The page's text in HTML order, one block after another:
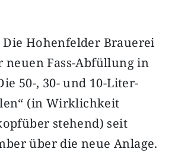
Die Hohenfelder Brauerei
neuen Fass-Abfüllung in
50-, 30- und 10-Liter-
(in Wirklichkeit
stehend) seit
über die neue Anlage.